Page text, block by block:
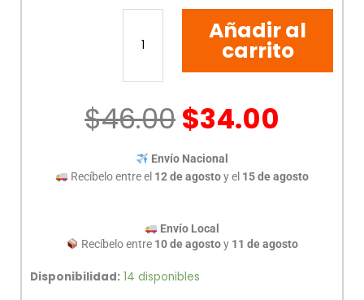
CABLE
UTP
5M
cantidad
Añadir al
carrito
$46.00$34.00
Envío Nacional
Recíbelo entre el 12 de agostoy el 15 de agosto
Envío Local
Recíbelo entre 10 de agostoy 11 de agosto
Disponibilidad: 14 disponibles